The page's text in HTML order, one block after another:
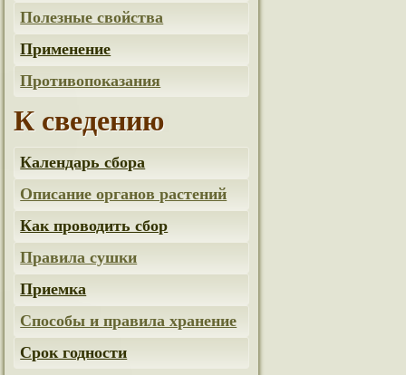
Полезные свойства
Применение
Противопоказания
К сведению
Календарь сбора
Описание органов растений
Как проводить сбор
Правила сушки
Приемка
Способы и правила хранение
Срок годности